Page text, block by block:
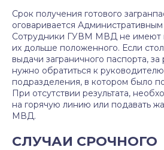
Срок получения готового
оговаривается
Сотрудники ГУВМ МВД не имеют
их дольше положенного. Если
выдачи заграничного паспорта, за
нужно обратиться к руководителю
подразделения, в котором было
При отсутствии результата,
на горячую линию или подавать
МВД.
СЛУЧАИ СРОЧНОГО